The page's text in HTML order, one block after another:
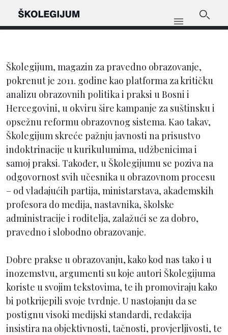
Školegijum, magazin za pravedno obrazovanje,
pokrenut je 2011. godine kao platforma za kritičku
analizu obrazovnih politika i praksi u Bosni i
Hercegovini, u okviru šire kampanje za suštinsku i
opsežnu reformu obrazovnog sistema. Kao takav,
Školegijum skreće pažnju javnosti na prisustvo
indoktrinacije u kurikulumima, udžbenicima i
samoj praksi. Također, u Školegijumu se poziva na
odgovornost svih učesnika u obrazovnom procesu
– od vladajućih partija, ministarstava, akademskih
profesora do medija, nastavnika, školske
administracije i roditelja, zalažući se za dobro,
pravedno i slobodno obrazovanje.
Dobre prakse u obrazovanju, kako kod nas tako i u
inozemstvu, argumenti su koje autori Školegijuma
koriste u svojim tekstovima, te ih promoviraju kako
bi potkrijepili svoje tvrdnje. U nastojanju da se
postignu visoki medijski standardi, redakcija
insistira na objektivnosti, tačnosti, provjerljivosti, te